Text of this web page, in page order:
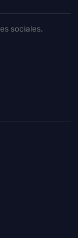
sociales.